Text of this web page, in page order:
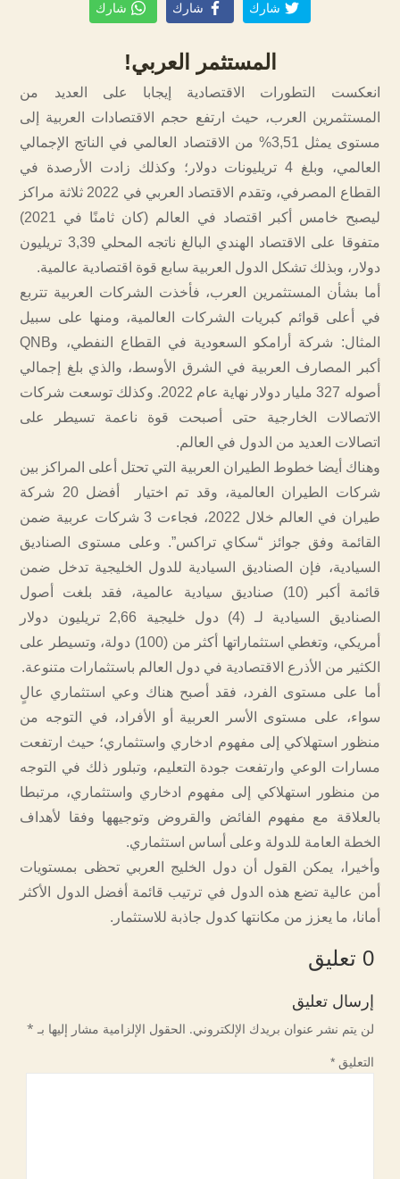
شارك شارك شارك
المستثمر العربي!
انعكست التطورات الاقتصادية إيجابا على العديد من
المستثمرين العرب، حيث ارتفع حجم الاقتصادات العربية إلى
مستوى يمثل 3,51% من الاقتصاد العالمي في الناتج الإجمالي
العالمي، وبلغ 4 تريليونات دولار؛ وكذلك زادت الأرصدة في
القطاع المصرفي، وتقدم الاقتصاد العربي في 2022 ثلاثة مراكز
ليصبح خامس أكبر اقتصاد في العالم (كان ثامنًا في 2021)
متفوقا على الاقتصاد الهندي البالغ ناتجه المحلي 3,39 تريليون
دولار، وبذلك تشكل الدول العربية سابع قوة اقتصادية عالمية.
أما بشأن المستثمرين العرب، فأخذت الشركات العربية تتربع
في أعلى قوائم كبريات الشركات العالمية، ومنها على سبيل
المثال: شركة أرامكو السعودية في القطاع النفطي، وQNB
أكبر المصارف العربية في الشرق الأوسط، والذي بلغ إجمالي
أصوله 327 مليار دولار نهاية عام 2022. وكذلك توسعت شركات
الاتصالات الخارجية حتى أصبحت قوة ناعمة تسيطر على
اتصالات العديد من الدول في العالم.
وهناك أيضا خطوط الطيران العربية التي تحتل أعلى المراكز بين
شركات الطيران العالمية، وقد تم اختيار أفضل 20 شركة
طيران في العالم خلال 2022، فجاءت 3 شركات عربية ضمن
القائمة وفق جوائز “سكاي تراكس”. وعلى مستوى الصناديق
السيادية، فإن الصناديق السيادية للدول الخليجية تدخل ضمن
قائمة أكبر (10) صناديق سيادية عالمية، فقد بلغت أصول
الصناديق السيادية لـ (4) دول خليجية 2,66 تريليون دولار
أمريكي، وتغطي استثماراتها أكثر من (100) دولة، وتسيطر على
الكثير من الأذرع الاقتصادية في دول العالم باستثمارات متنوعة.
أما على مستوى الفرد، فقد أصبح هناك وعي استثماري عالٍ
سواء، على مستوى الأسر العربية أو الأفراد، في التوجه من
منظور استهلاكي إلى مفهوم ادخاري واستثماري؛ حيث ارتفعت
مسارات الوعي وارتفعت جودة التعليم، وتبلور ذلك في التوجه
من منظور استهلاكي إلى مفهوم ادخاري واستثماري، مرتبطا
بالعلاقة مع مفهوم الفائض والقروض وتوجيهها وفقا لأهداف
الخطة العامة للدولة وعلى أساس استثماري.
وأخيرا، يمكن القول أن دول الخليج العربي تحظى بمستويات
أمن عالية تضع هذه الدول في ترتيب قائمة أفضل الدول الأكثر
أمانا، ما يعزز من مكانتها كدول جاذبة للاستثمار.
0 تعليق
إرسال تعليق
لن يتم نشر عنوان بريدك الإلكتروني. الحقول الإلزامية مشار إليها بـ *
التعليق*